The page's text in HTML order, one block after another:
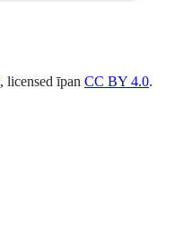
, licensed īpan CC BY 4.0.